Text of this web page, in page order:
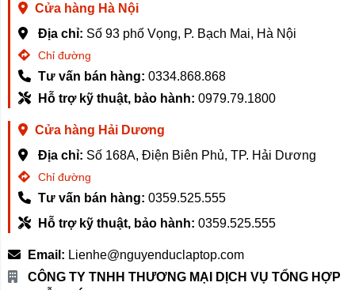
Không gian lưu trữ rộng rãi
Tủ lạnh Xiaomi Mijia 400L mang đến không gian lưu trữ
rộng rãi với bố cục khoa học, dung tích tổng 400L gồm:
216L ngăn mát,
50L ngăn linh hoạt.
Không gian lưu trữ rộng rãi
Thiết kế ngăn đông kiểu Pháp dạng “1+2” giúp sắp xếp
thực phẩm hợp lý: tầng trên là ngăn kéo lớn chứa được
thực phẩm cồng kềnh, tầng dưới gồm khay đông phẳng
Cửa hàng Hà Nội
Địa chỉ: Số 93 phố Vọng, P. Bạch Mai, Hà Nội
Chỉ đường
Tư vấn bán hàng: 0334.868.868
Hỗ trợ kỹ thuật, bảo hành: 0979.79.1800
Cửa hàng Hải Dương
Địa chỉ: Số 168A, Điện Biên Phủ, TP. Hải Dương
Chỉ đường
Tư vấn bán hàng: 0359.525.555
Hỗ trợ kỹ thuật, bảo hành: 0359.525.555
Email: Lienhe@nguyenduclaptop.com
CÔNG TY TNHH THƯƠNG MẠI DỊCH VỤ TỔNG HỢP